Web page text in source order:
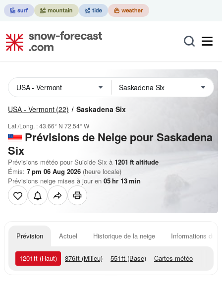
USA - Vermont (22) Saskadena Six
Lat./Long. :43.66° N 72.54° W
Prévisions de Neige pour Saskadena
Six
Prévisions météo pour Suicide Six à 1201 ft altitude
Émis: 7 pm 06 Aug 2026 (heure locale)
Prévisions neige mises à jour en 05hr 13min
Prévision Actuel Historique de la neige Informations du
1201ft (Haut) 876ft (Milieu) 551ft (Base) Cartes météo